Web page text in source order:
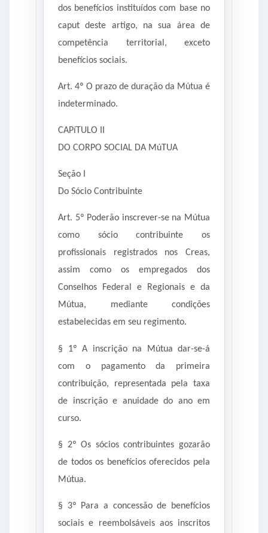
dos benefícios instituídos com base no
caput deste artigo, na sua área de
competência territorial, exceto
benefícios sociais.
Art. 4º O prazo de duração da Mútua é
indeterminado.
CAPíTULO II
DO CORPO SOCIAL DA MúTUA
Seção I
Do Sócio Contribuinte
Art. 5º Poderão inscrever-se na Mútua
como sócio contribuinte os
profissionais registrados nos Creas,
assim como os empregados dos
Conselhos Federal e Regionais e da
Mútua, mediante condições
estabelecidas em seu regimento.
§ 1º A inscrição na Mútua dar-se-á
com o pagamento da primeira
contribuição, representada pela taxa
de inscrição e anuidade do ano em
curso.
§ 2º Os sócios contribuintes gozarão
de todos os benefícios oferecidos pela
Mútua.
§ 3º Para a concessão de benefícios
sociais e reembolsáveis aos inscritos